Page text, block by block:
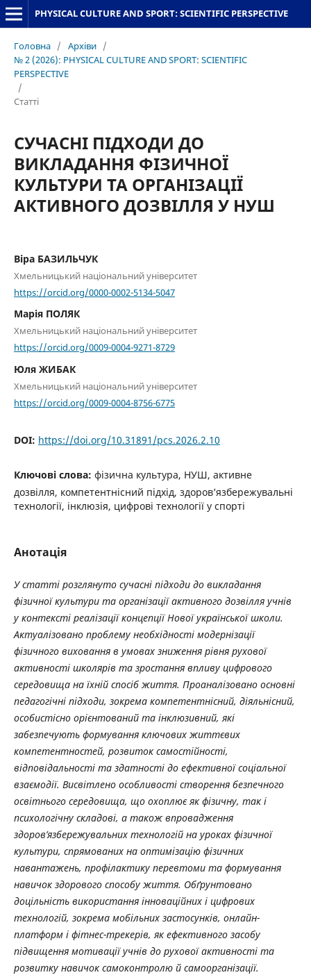
PHYSICAL CULTURE AND SPORT: SCIENTIFIC PERSPECTIVE
Головна / Архіви /
№ 2 (2026): PHYSICAL CULTURE AND SPORT: SCIENTIFIC
PERSPECTIVE
/
Статті
СУЧАСНІ ПІДХОДИ ДО
ВИКЛАДАННЯ ФІЗИЧНОЇ
КУЛЬТУРИ ТА ОРГАНІЗАЦІЇ
АКТИВНОГО ДОЗВІЛЛЯ У НУШ
Віра БАЗИЛЬЧУК
Хмельницький національний університет
https://orcid.org/0000-0002-5134-5047
Марія ПОЛЯК
Хмельницький національний університет
https://orcid.org/0009-0004-9271-8729
Юля ЖИБАК
Хмельницький національний університет
https://orcid.org/0009-0004-8756-6775
DOI: https://doi.org/10.31891/pcs.2026.2.10
Ключові слова: фізична культура, НУШ, активне
дозвілля, компетентнісний підхід, здоров’язбережувальні
технології, інклюзія, цифрові технології у спорті
Анотація
У статті розглянуто сучасні підходи до викладання
фізичної культури та організації активного дозвілля учнів
у контексті реалізації концепції Нової української школи.
Актуалізовано проблему необхідності модернізації
фізичного виховання в умовах зниження рівня рухової
активності школярів та зростання впливу цифрового
середовища на їхній спосіб життя. Проаналізовано основні
педагогічні підходи, зокрема компетентнісний, діяльнісний,
особистісно орієнтований та інклюзивний, які
забезпечують формування ключових життєвих
компетентностей, розвиток самостійності,
відповідальності та здатності до ефективної соціальної
взаємодії. Висвітлено особливості створення безпечного
освітнього середовища, що охоплює як фізичну, так і
психологічну складові, а також впровадження
здоров’язбережувальних технологій на уроках фізичної
культури, спрямованих на оптимізацію фізичних
навантажень, профілактику перевтоми та формування
навичок здорового способу життя. Обґрунтовано
доцільність використання інноваційних і цифрових
технологій, зокрема мобільних застосунків, онлайн-
платформ і фітнес-трекерів, як ефективного засобу
підвищення мотивації учнів до рухової активності та
розвитку навичок самоконтролю й самоорганізації.